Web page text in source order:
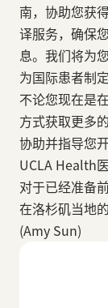
南，协助您获
译服务，确保
息。我们将为
为国际患者制
不论您现在是
方式获取更多
协助并指导您
UCLA Health
对于已经准备
在洛杉矶当地
(Amy Sun)